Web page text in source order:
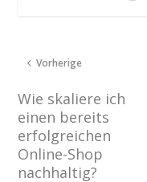
Vorherige
Wie skaliere ich
einen bereits
erfolgreichen
Online-Shop
nachhaltig?